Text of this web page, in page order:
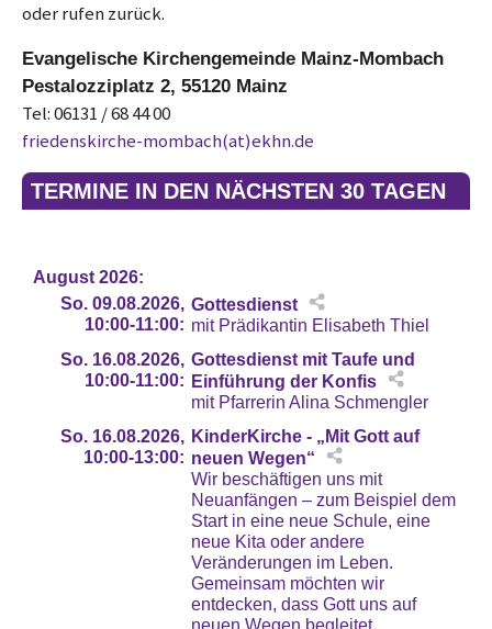
oder rufen zurück.
Evangelische Kirchengemeinde Mainz-Mombach
Pestalozziplatz 2, 55120 Mainz
Tel: 06131 / 68 44 00
friedenskirche-mombach(at)ekhn.de
TERMINE IN DEN NÄCHSTEN 30 TAGEN